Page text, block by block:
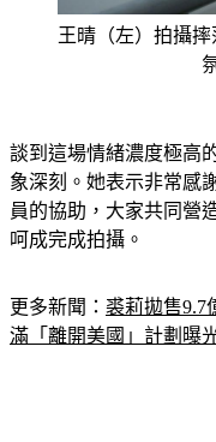
王晴（左）拍攝
談到這場情緒濃度極高
象深刻。她表示非常感
員的協助，大家共同營
更多新聞：裘莉拋售9.7